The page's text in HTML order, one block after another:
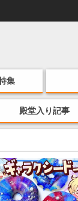
集
殿堂入り記事